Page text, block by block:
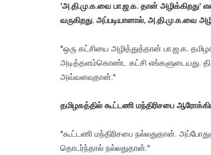
'அ.தி.மு.க.வை பா.ஜ.க. தான் அழிக்கிறது'
வருகிறது. அப்படியானால், அ.தி.மு.க.வை
"ஒரு கட்சியை அழித்துத்தான் பா.ஜ.க.
அடித்தளம்கொண்ட கட்சி எங்களுடையது.
அவ்வளவுதான்."
தமிழகத்தில் கூட்டணி மந்திரிசபை
"கூட்டணி மந்திரிசபை நல்லதுதான்.
தொடர்ந்தால் நல்லதுதான்."